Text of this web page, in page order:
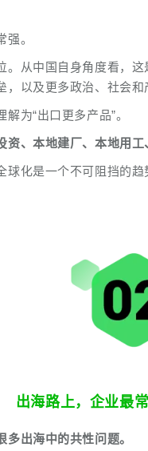
。
。从中国自身角度看，
以及更多政治、社会和
为“出口更多产品”。
资、本地建厂、本地用工
球化是一个不可阻挡的
出海路上，企业最
出海中的共性问题。